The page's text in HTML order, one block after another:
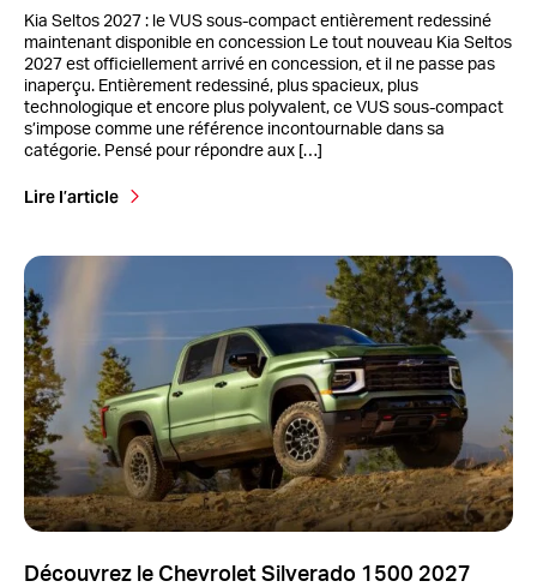
Kia Seltos 2027 : le VUS sous-compact entièrement redessiné
maintenant disponible en concession Le tout nouveau Kia Seltos
2027 est officiellement arrivé en concession, et il ne passe pas
inaperçu. Entièrement redessiné, plus spacieux, plus
technologique et encore plus polyvalent, ce VUS sous-compact
s’impose comme une référence incontournable dans sa
catégorie. Pensé pour répondre aux […]
Lire l’article
Découvrez le Chevrolet Silverado 1500 2027